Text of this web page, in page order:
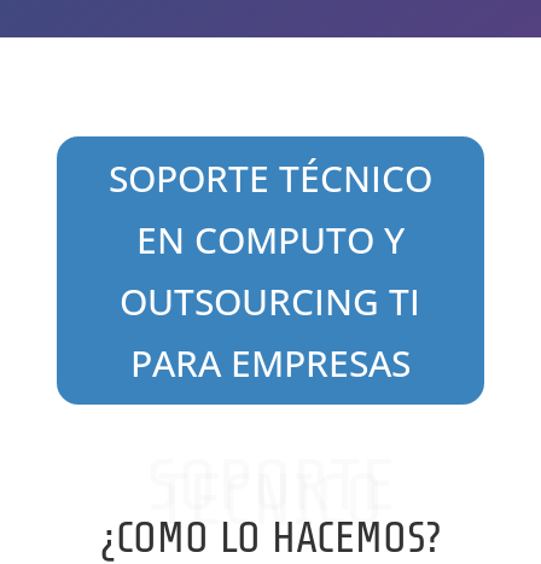
SOPORTE TÉCNICO
EN COMPUTO Y
OUTSOURCING TI
PARA EMPRESAS
TECNICO
¿COMO LO HACEMOS?